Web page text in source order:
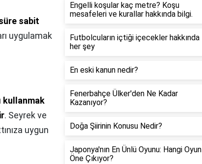
sabit
uygulamak
kullanmak
. Seyrek ve
uygun
Engelli koşular kaç metre? Koşu
mesafeleri ve kurallar hakkında bilgi.
Futbolcuların içtiği içecekler hakkında
her şey
En eski kanun nedir?
Fenerbahçe Ülker'den Ne Kadar
Kazanıyor?
Doğa Şiirinin Konusu Nedir?
Japonya'nın En Ünlü Oyunu: Hangi Oyun
Öne Çıkıyor?